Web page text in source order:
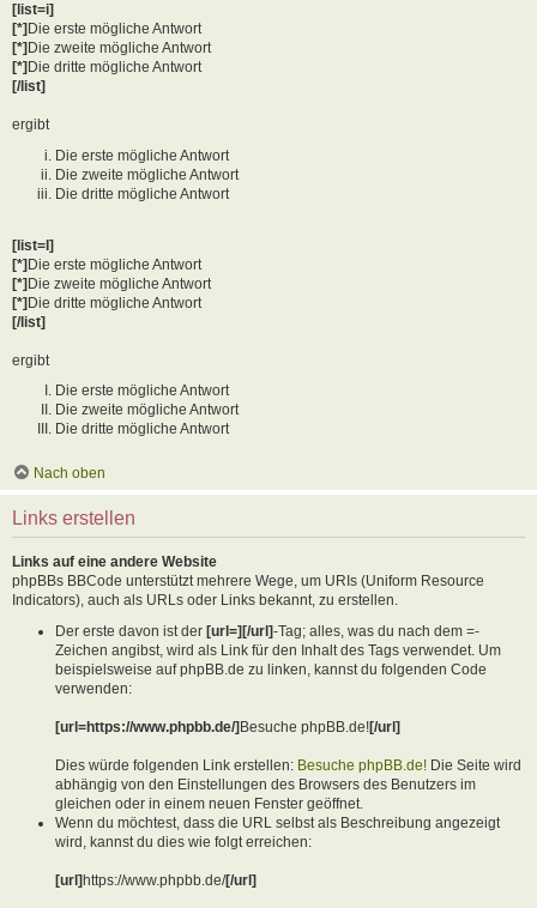
[list=i]
[*] Die erste mögliche Antwort
[*] Die zweite mögliche Antwort
[*] Die dritte mögliche Antwort
[/list]
ergibt
Die erste mögliche Antwort
Die zweite mögliche Antwort
Die dritte mögliche Antwort
[list=I]
[*]Die erste mögliche Antwort
[*]Die zweite mögliche Antwort
[*]Die dritte mögliche Antwort
[/list]
ergibt
Die erste mögliche Antwort
Die zweite mögliche Antwort
Die dritte mögliche Antwort
Nach oben
Links erstellen
Links auf eine andere Website
phpBBs BBCode unterstützt mehrere Wege, um URIs (Uniform Resource
Indicators), auch als URLs oder Links bekannt, zu erstellen.
Der erste davon ist der [url=][/url]-Tag; alles, was du nach dem =-
Zeichen angibst, wird als Link für den Inhalt des Tags verwendet. Um
beispielsweise auf phpBB.de zu linken, kannst du folgenden Code
verwenden:
[url=https://www.phpbb.de/]Besuche phpBB.de![/url]
Dies würde folgenden Link erstellen: Besuche phpBB.de! Die Seite wird
abhängig von den Einstellungen des Browsers des Benutzers im
gleichen oder in einem neuen Fenster geöffnet.
Wenn du möchtest, dass die URL selbst als Beschreibung angezeigt
wird, kannst du dies wie folgt erreichen:
[url]https://www.phpbb.de/[/url]